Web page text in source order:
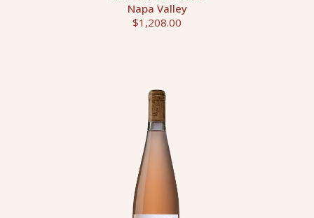
Napa Valley
$1,208.00